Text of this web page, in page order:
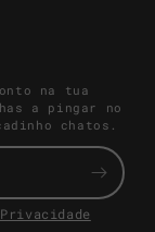
na tua
a pingar no
chatos.